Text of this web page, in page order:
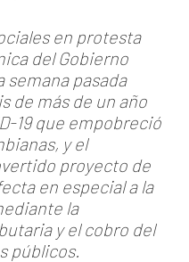
en protesta
del Gobierno
semana pasada
de más de un año
19 que empobreció
y el
proyecto de
en especial a la
la
y el cobro del
públicos.